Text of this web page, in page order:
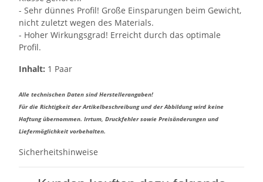
- Sehr dünnes Profil! Große Einsparungen beim Gewicht,
nicht zuletzt wegen des Materials.
- Hoher Wirkungsgrad! Erreicht durch das optimale
Profil.
Inhalt: 1 Paar
Alle technischen Daten sind Herstellerangaben!
Für die Richtigkeit der Artikelbeschreibung und der Abbildung wird keine
Haftung übernommen. Irrtum, Druckfehler sowie Preisänderungen und
Liefermöglichkeit vorbehalten.
Sicherheitshinweise